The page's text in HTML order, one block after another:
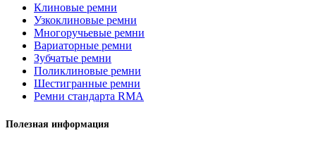
Клиновые ремни
Узкоклиновые ремни
Многоручьевые ремни
Вариаторные ремни
Зубчатые ремни
Поликлиновые ремни
Шестигранные ремни
Ремни стандарта RMA
Полезная информация